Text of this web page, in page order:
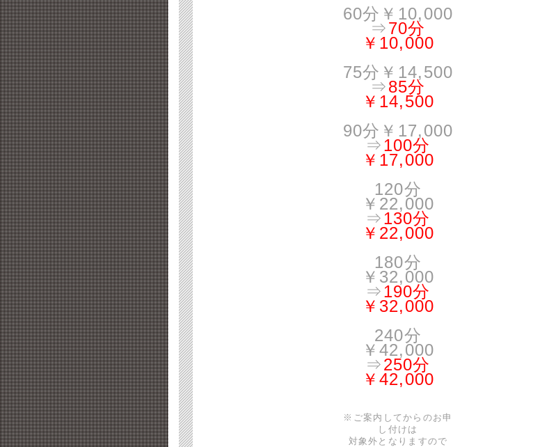
60分￥10,000
⇒70分
￥10,000
75分￥14,500
⇒85分
￥14,500
90分￥17,000
⇒100分
￥17,000
120分
￥22,000
⇒130分
￥22,000
180分
￥32,000
⇒190分
￥32,000
240分
￥42,000
⇒250分
￥42,000
※ご案内してからのお申
し付けは
対象外となりますので